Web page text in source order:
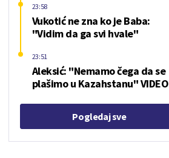
Vukotić ne zna ko je Baba:
"Vidim da ga svi hvale"
23:58
Aleksić: "Nemamo čega da se
plašimo u Kazahstanu" VIDEO
23:51
Pogledaj sve